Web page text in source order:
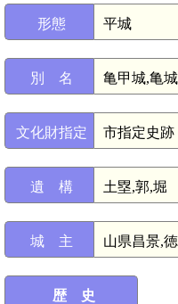
形態 平城
別 名 亀甲城,亀
文化財指定 市指定史跡
遺 構 土塁,郭,堀
城 主 山県昌景,
歴 史